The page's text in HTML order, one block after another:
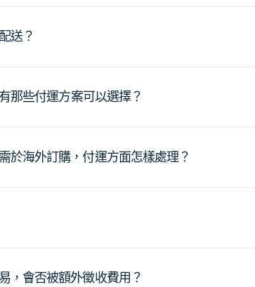
送？
那些付運方案可以選擇？
於海外訂購，付運方面怎樣處理？
，會否被額外徵收費用？